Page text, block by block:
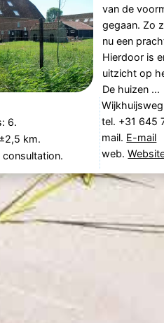
van de
gegaan. Zo
nu een
Hierdoor is
uitzicht op
De huizen ...
6.
km.
tel. +31 645
mail. E-mail
web.